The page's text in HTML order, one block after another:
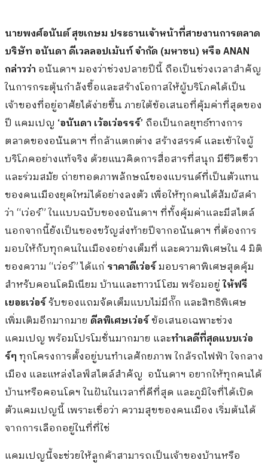
นายพงศ์อนันต์ สุขเกษม ประธานเจ้าหน้าที่สายงานการตลาด
บริษัท อนันดา ดีเวลลอปเม้นท์ จำกัด (มหาชน) หรือANAN
กล่าวว่า อนันดาฯ มองว่าช่วงปลายปีนี้ ถือเป็นช่วงเวลาสำคัญ
ในการกระตุ้นกำลังซื้อและสร้างโอกาสให้ผู้บริโภคได้เป็น
เจ้าของที่อยู่อาศัยได้ง่ายขึ้น ภายใต้ข้อเสนอที่คุ้มค่าที่สุดของ
ปี แคมเปญ ‘อนันดา เว้อเว่อรรร์’ ถือเป็นกลยุทธ์ทางการ
ตลาดของอนันดาฯ ที่กล้าแตกต่าง สร้างสรรค์ และเข้าใจผู้
บริโภคอย่างแท้จริง ด้วยแนวคิดการสื่อสารที่สนุก มีชีวิตชีวา
และร่วมสมัย ถ่ายทอดภาพลักษณ์ของแบรนด์ที่เป็นตัวแทน
ของคนเมืองยุคใหม่ได้อย่างลงตัว เพื่อให้ทุกคนได้สัมผัสคำ
ว่า “เว่อร์” ในแบบฉบับของอนันดาฯ ที่ทั้งคุ้มค่าและมีสไตล์
นอกจากนี้ยังเป็นของขวัญส่งท้ายปีจากอนันดาฯ ที่ต้องการ
มอบให้กับทุกคนในเมืองอย่างเต็มที่ และความพิเศษใน 4 มิติ
ของความ “เว่อร์” ได้แก่ ราคาดีเว่อร์มอบราคาพิเศษสุดคุ้ม
สำหรับคอนโดมิเนียม บ้านและทาวน์โฮม พร้อมอยู่ให้ฟรี
เยอะเว่อร์รับของแถมจัดเต็มแบบไม่มีกั๊ก และสิทธิพิเศษ
เพิ่มเติมอีกมากมาย ดีลพิเศษเว่อร์ข้อเสนอเฉพาะช่วง
แคมเปญ พร้อมโปรโมชั่นมากมาย และทำเลดีที่สุดแบบเว่อ
ร์ๆทุกโครงการตั้งอยู่บนทำเลศักยภาพ ใกล้รถไฟฟ้า ใจกลาง
เมือง และแหล่งไลฟ์สไตล์สำคัญ อนันดาฯ อยากให้ทุกคนได้
บ้านหรือคอนโดฯ ในฝันในเวลาที่ดีที่สุด และภูมิใจที่ได้เปิด
ตัวแคมเปญนี้ เพราะเชื่อว่า ความสุขของคนเมือง เริ่มต้นได้
จากการเลือกอยู่ในที่ที่ใช่
แคมเปญนี้จะช่วยให้ลูกค้าสามารถเป็นเจ้าของบ้านหรือ